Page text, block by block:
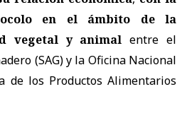
en el ámbito de la
vegetal y animal entre el
(SAG) y la Oficina Nacional
de los Productos Alimentarios